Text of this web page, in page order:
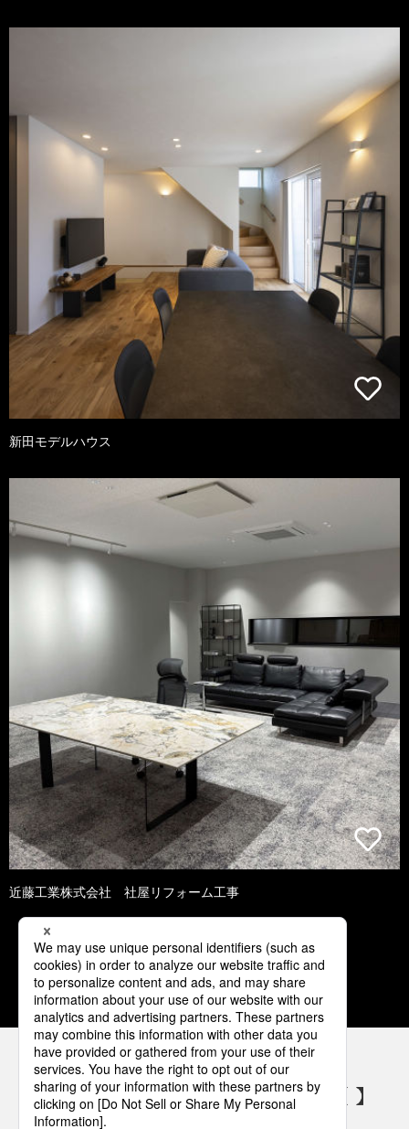
新田モデルハウス
近藤工業株式会社 社屋リフォーム工事
1 2 3 4 5
パナソニックの電気設備 SNSアカウント